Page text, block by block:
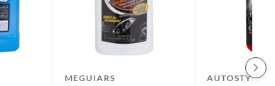
MEGUIARS AUTOSTYLE